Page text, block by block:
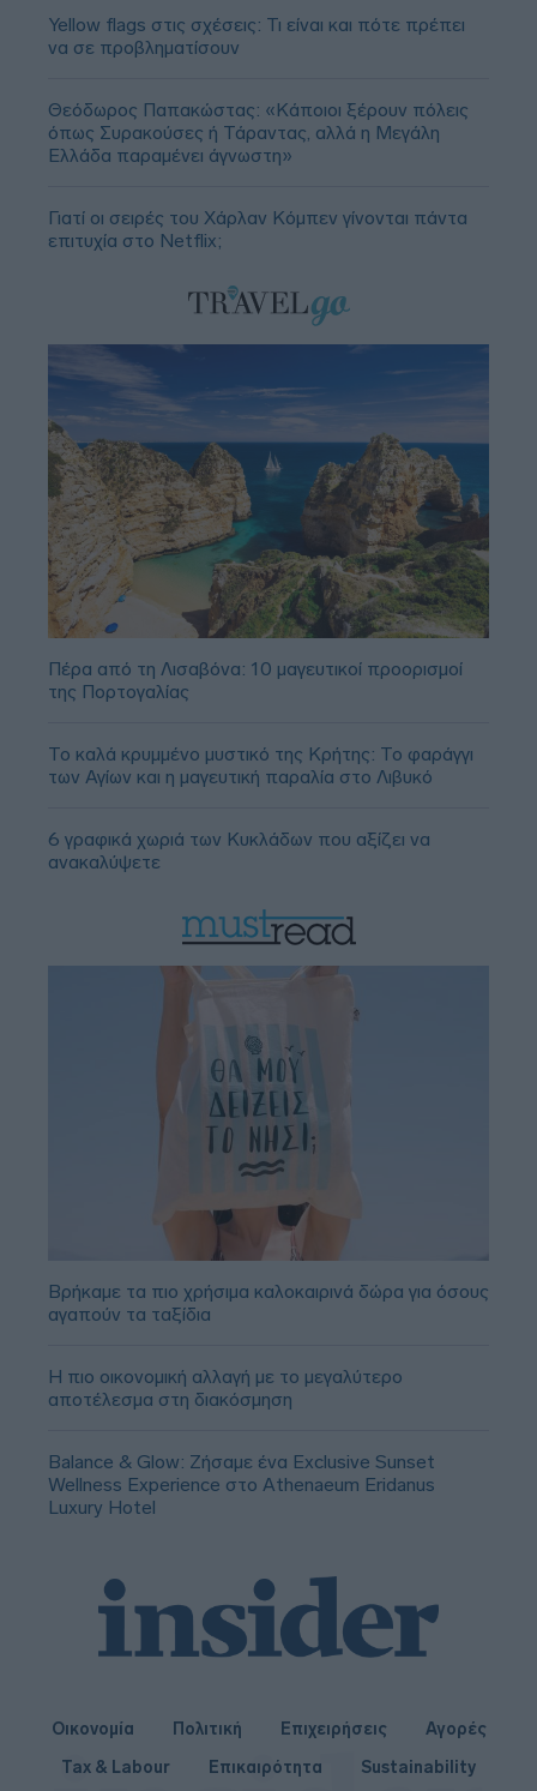
Yellow flags στις σχέσεις: Τι είναι και πότε πρέπει
να σε προβληματίσουν
Θεόδωρος Παπακώστας: «Κάποιοι ξέρουν πόλεις
όπως Συρακούσες ή Τάραντας, αλλά η Μεγάλη
Ελλάδα παραμένει άγνωστη»
Γιατί οι σειρές του Χάρλαν Κόμπεν γίνονται πάντα
επιτυχία στο Netflix;
Πέρα από τη Λισαβόνα: 10 μαγευτικοί προορισμοί
της Πορτογαλίας
Το καλά κρυμμένο μυστικό της Κρήτης: Το φαράγγι
των Αγίων και η μαγευτική παραλία στο Λιβυκό
6 γραφικά χωριά των Κυκλάδων που αξίζει να
ανακαλύψετε
Βρήκαμε τα πιο χρήσιμα καλοκαιρινά δώρα για όσους
αγαπούν τα ταξίδια
Η πιο οικονομική αλλαγή με το μεγαλύτερο
αποτέλεσμα στη διακόσμηση
Balance & Glow: Ζήσαμε ένα Exclusive Sunset
Wellness Experience στο Athenaeum Eridanus
Luxury Hotel
Οικονομία Πολιτική Επιχειρήσεις
Αγορές
Tax & Labour
Επικαιρότητα Sustainability